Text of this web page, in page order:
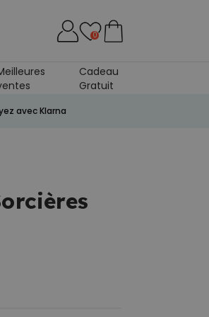
0
Cadeau
Gratuit
avec Klarna